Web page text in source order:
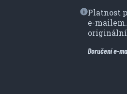
Platnost
e-
Doručení e-